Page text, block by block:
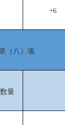
+6
（八）项
量